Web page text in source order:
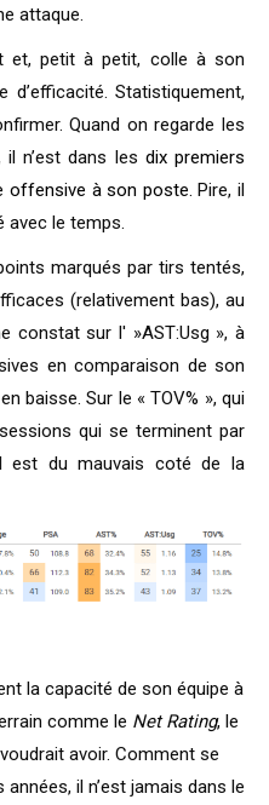
attaque.
et, petit à petit, colle à son
d’efficacité. Statistiquement,
Quand on regarde les
il n’est dans les dix premiers
offensive à son poste. Pire, il
avec le temps.
marqués par tirs tentés,
(relativement bas), au
constat sur l' »AST:Usg », à
en comparaison de son
baisse. Sur le « TOV% », qui
qui se terminent par
est du mauvais coté de la
la capacité de son équipe à
comme le Net Rating, le
avoir. Comment se
il n’est jamais dans le